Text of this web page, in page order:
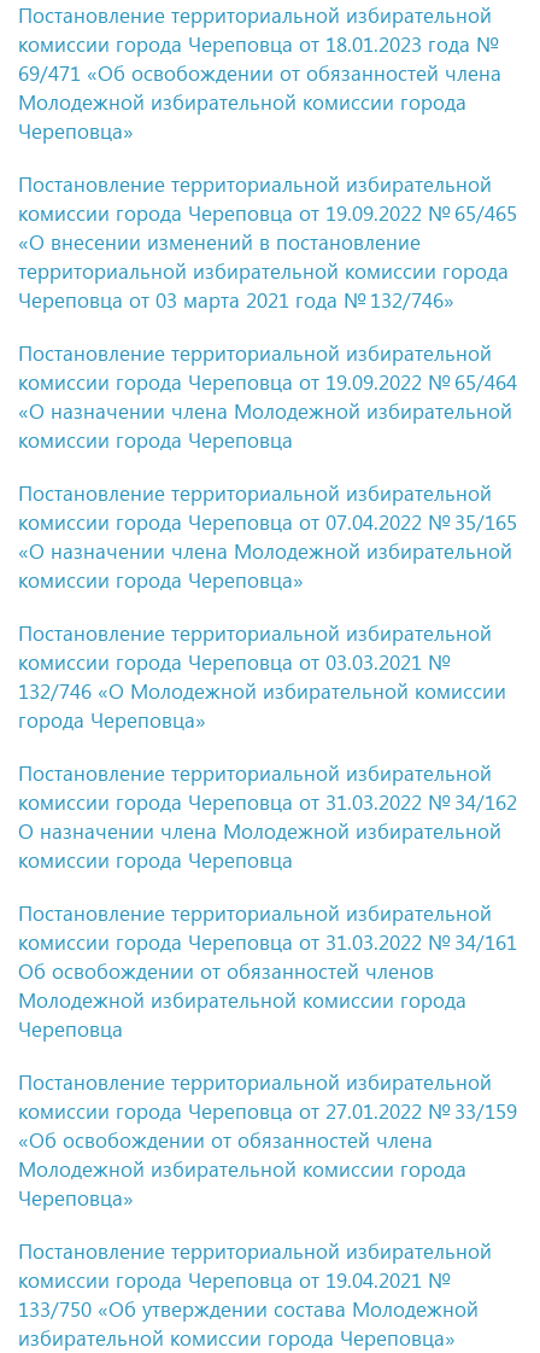
Постановление территориальной избирательной
комиссии города Череповца от 18.01.2023 года №
69/471 «Об освобождении от обязанностей члена
Молодежной избирательной комиссии города
Череповца»
Постановление территориальной избирательной
комиссии города Череповца от 19.09.2022 № 65/465
«О внесении изменений в постановление
территориальной избирательной комиссии города
Череповца от 03 марта 2021 года № 132/746»
Постановление территориальной избирательной
комиссии города Череповца от 19.09.2022 № 65/464
«О назначении члена Молодежной избирательной
комиссии города Череповца
Постановление территориальной избирательной
комиссии города Череповца от 07.04.2022 № 35/165
«О назначении члена Молодежной избирательной
комиссии города Череповца»
Постановление территориальной избирательной
комиссии города Череповца от 03.03.2021 №
132/746 «О Молодежной избирательной комиссии
города Череповца»
Постановление территориальной избирательной
комиссии города Череповца от 31.03.2022 № 34/162
О назначении члена Молодежной избирательной
комиссии города Череповца
Постановление территориальной избирательной
комиссии города Череповца от 31.03.2022 № 34/161
Об освобождении от обязанностей членов
Молодежной избирательной комиссии города
Череповца
Постановление территориальной избирательной
комиссии города Череповца от 27.01.2022 № 33/159
«Об освобождении от обязанностей члена
Молодежной избирательной комиссии города
Череповца»
Постановление территориальной избирательной
комиссии города Череповца от 19.04.2021 №
133/750 «Об утверждении состава Молодежной
избирательной комиссии города Череповца»